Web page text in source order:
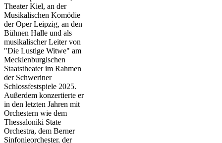
Theater Kiel, an der
Musikalischen Komödie
der Oper Leipzig, an den
Bühnen Halle und als
musikalischer Leiter von
"Die Lustige Witwe" am
Mecklenburgischen
Staatstheater im Rahmen
der Schweriner
Schlossfestspiele 2025.
Außerdem konzertierte er
in den letzten Jahren mit
Orchestern wie dem
Thessaloniki State
Orchestra, dem Berner
Sinfonieorchester, der